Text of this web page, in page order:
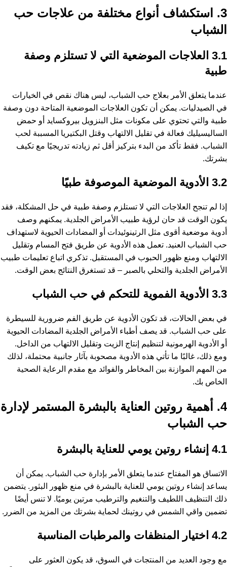
3. استكشاف أنواع مختلفة من علاجات حب
الشباب
3.1 العلاجات الموضعية التي لا تستلزم وصفة
طبية
عندما يتعلق الأمر بعلاج حب الشباب، ليس هناك نقص في الخيارات
في الصيدليات. يمكن أن تكون العلاجات الموضعية المتاحة دون وصفة
طبية والتي تحتوي على مكونات مثل البنزويل بيروكسايد أو حمض
الساليسيليك فعالة في تقليل الالتهاب وقتل البكتيريا المسببة لحب
الشباب. فقط تأكد من البدء بتركيز أقل ثم زيادته تدريجيًا مع تكيف
بشرتك.
3.2 الأدوية الموضعية الموصوفة طبيًا
إذا لم تنجح العلاجات التي لا تستلزم وصفة طبية في حل المشكلة، فقد
يكون الوقت قد حان لرؤية طبيب الأمراض الجلدية. يمكنهم وصف
أدوية موضعية أقوى مثل الرتينوئيدات أو المضادات الحيوية لاستهداف
حب الشباب العنيد. تعمل هذه الأدوية عن طريق فتح المسام وتقليل
الالتهاب ومنع ظهور الحبوب في المستقبل. تذكري اتباع تعليمات طبيب
الأمراض الجلدية والتحلي بالصبر – قد تستغرق النتائج بعض الوقت.
3.3 الأدوية الفموية للتحكم في حب الشباب
في بعض الحالات، قد تكون الأدوية عن طريق الفم ضرورية للسيطرة
على حب الشباب. قد يصف أطباء الأمراض الجلدية المضادات الحيوية
أو الأدوية الهرمونية لتنظيم إنتاج الزيت وتقليل الالتهاب من الداخل.
ومع ذلك، غالبًا ما تأتي هذه الأدوية مصحوبة بآثار جانبية محتملة، لذلك
من المهم الموازنة بين المخاطر والفوائد مع مقدم الرعاية الصحية
الخاص بك.
4. أهمية روتين العناية بالبشرة المستمر لإدارة
حب الشباب
4.1 إنشاء روتين يومي للعناية بالبشرة
الاتساق هو المفتاح عندما يتعلق الأمر بإدارة حب الشباب. يمكن أن
يساعد إنشاء روتين يومي للعناية بالبشرة في منع ظهور البثور. يتضمن
ذلك التنظيف اللطيف والتنغيم والترطيب مرتين يوميًا. لا تنس أيضًا
تضمين واقي الشمس في روتينك لحماية بشرتك من المزيد من الضرر.
4.2 اختيار المنظفات والمرطبات المناسبة
مع وجود العديد من المنتجات في السوق، قد يكون العثور على